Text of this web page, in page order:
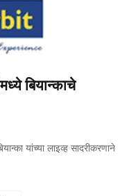
बियान्काचे
यांच्या लाइव्ह सादरीकरणाने